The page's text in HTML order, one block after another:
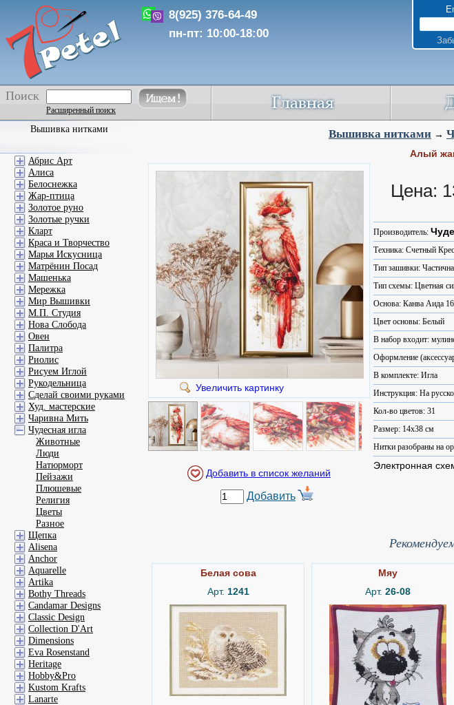
8(925) 376-64-49
пн-пт: 10:00-18:00
Поиск
Расширенный поиск
Вышивка нитками →
Алый
Увеличить картинку
Добавить
Цена:
Производитель:
Техника: Счетный
Тип зашивки:
Тип схемы: Цветная
Основа: Канва Аида 16
Цвет основы: Белый
В набор входит:
Оформление
В комплекте: Игла
Инструкция: На
Кол-во цветов: 31
Размер: 14x38 см
Нитки разобраны на
Электронная
Белая сова
Арт. 1241
Мяу
Арт. 26-08
Вышивка нитками
Абрис Арт
Алиса
Белоснежка
Жар-птица
Золотое руно
Золотые ручки
Кларт
Краса и Творчество
Марья Искусница
Матрёнин Посад
Машенька
Мережка
Мир Вышивки
М.П. Студия
Нова Слобода
Овен
Палитра
Риолис
Рисуем Иглой
Рукодельница
Сделай своими руками
Худ. мастерские
Чаривна Мить
Чудесная игла
Животные
Люди
Натюрморт
Пейзажи
Плюшевые
Религия
Цветы
Разное
Щепка
Alisena
Anchor
Aquarelle
Artika
Bothy Threads
Candamar Designs
Classic Design
Collection D'Art
Dimensions
Eva Rosenstand
Heritage
Hobby&Pro
Kustom Krafts
Lanarte